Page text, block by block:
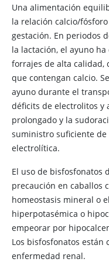
Una alimentación
la relación calcio/
gestación. En periodos
la lactación, el ayuno
forrajes de alta calidad,
que contengan calcio.
ayuno durante el
déficits de electrolitos y
prolongado y la
suministro suficiente
electrolítica.
El uso de bisfosfonatos
precaución en caballos
homeostasis mineral o
hiperpotasémica o
empeorar por
Los bisfosfonatos están
enfermedad renal.